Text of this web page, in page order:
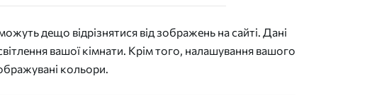
дещо відрізнятися від зображень на сайті. Дані
вашої кімнати. Крім того, налашування вашого
кольори.